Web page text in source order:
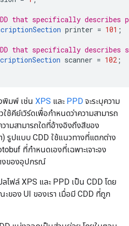
that specifically describes
printer = 101 ;
that specifically describes
scanner = 102 ;
พิมพ์ เช่น XPS และ PPD จะระบุความ
ใช้คีย์เวิร์ดเพื่อกำหนดว่าความสามารถ
ามสามารถใดที่อ้างอิงถึงสีของ
) รูปแบบ CDD ใช้แนวทางที่แตกต่าง
ที่กำหนดเองที่เฉพาะเจาะจง
งของอุปกรณ์
ไฟล์ XPS และ PPD เป็น CDD โดย
ของ UI ของเรา เมื่อมี CDD ที่ถูก